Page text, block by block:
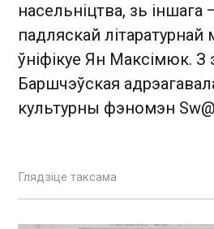
насельніцтва, зь
падляскай
ўніфікуе Ян Максімюк. З
Баршчэўская
культурны фэномэн
Глядзіце таксама